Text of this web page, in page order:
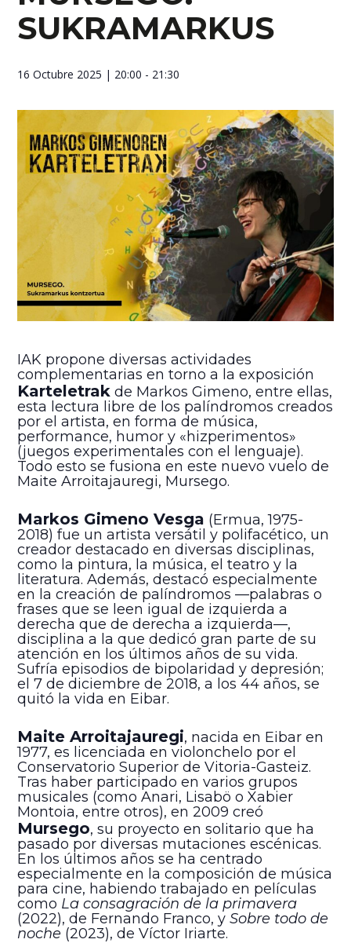
SUKRAMARKUS
16 Octubre 2025 | 20:00 - 21:30
IAK propone diversas actividades
complementarias en torno a la exposición
Karteletrak de Markos Gimeno, entre ellas,
esta lectura libre de los palíndromos creados
por el artista, en forma de música,
performance, humor y «hizperimentos»
(juegos experimentales con el lenguaje).
Todo esto se fusiona en este nuevo vuelo de
Maite Arroitajauregi, Mursego.
Markos Gimeno Vesga (Ermua, 1975-
2018) fue un artista versátil y polifacético, un
creador destacado en diversas disciplinas,
como la pintura, la música, el teatro y la
literatura. Además, destacó especialmente
en la creación de palíndromos —palabras o
frases que se leen igual de izquierda a
derecha que de derecha a izquierda—,
disciplina a la que dedicó gran parte de su
atención en los últimos años de su vida.
Sufría episodios de bipolaridad y depresión;
el 7 de diciembre de 2018, a los 44 años, se
quitó la vida en Eibar.
Maite Arroitajauregi, nacida en Eibar en
1977, es licenciada en violonchelo por el
Conservatorio Superior de Vitoria-Gasteiz.
Tras haber participado en varios grupos
musicales (como Anari, Lisabö o Xabier
Montoia, entre otros), en 2009 creó
Mursego, su proyecto en solitario que ha
pasado por diversas mutaciones escénicas.
En los últimos años se ha centrado
especialmente en la composición de música
para cine, habiendo trabajado en películas
como La consagración de la primavera
(2022), de Fernando Franco, ySobre todo de
noche (2023), de Víctor Iriarte.